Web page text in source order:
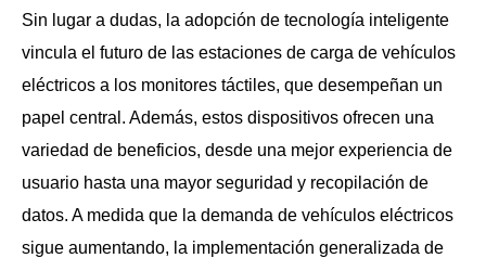
Sin lugar a dudas, la adopción de tecnología inteligente
vincula el futuro de las estaciones de carga de vehículos
eléctricos a los monitores táctiles, que desempeñan un
papel central. Además, estos dispositivos ofrecen una
variedad de beneficios, desde una mejor experiencia de
usuario hasta una mayor seguridad y recopilación de
datos. A medida que la demanda de vehículos eléctricos
sigue aumentando, la implementación generalizada de